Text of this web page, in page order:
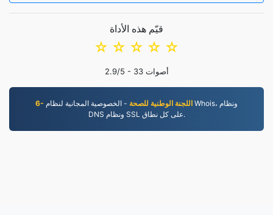
قيّم هذه الأداة
☆
☆
☆
☆
☆
2.9/5 - 33 أصوات
6- اللجنة الوطنية للصحة - الخصوصية المجانية لنظام Whois، ونظام
DNS ونظام SSL على كل نطاق.